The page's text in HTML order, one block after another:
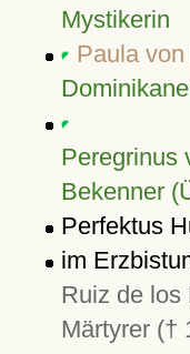
Mystikerin
Paula
Peregrinus
Bekenner
Perfektus
im
Ruiz de los
Märtyrer (†